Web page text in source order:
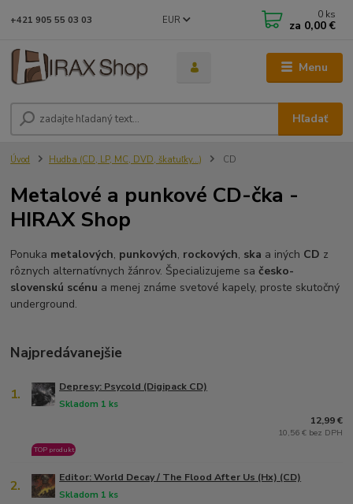
Menu
EUR
Hľadať
+421 905 55 03 03 0 ks
za 0,00 €
Úvod Hudba (CD, LP, MC, DVD, škatuľky...) CD
Metalové a punkové CD-čka -
HIRAX Shop
Ponuka metalových, punkových, rockových, ska a iných CD z
rôznych alternatívnych žánrov. Špecializujeme sačesko-
slovenskú scénu a menej známe svetové kapely, proste skutočný
underground.
Najpredávanejšie
1. Depresy: Psycold (Digipack CD)
Skladom 1 ks
TOP produkt
12,99 €
10,56 € bez DPH
2. Editor: World Decay / The Flood After Us (Hx) (CD)
Skladom 1 ks